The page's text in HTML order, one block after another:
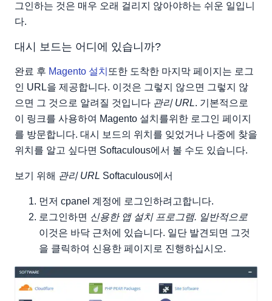
그인하는 것은 매우 오래 걸리지 않아야하는 쉬운 일입니
다.
대시 보드는 어디에 있습니까?
완료 후 Magento 설치 또한 도착한 마지막 페이지는 로그
인 URL을 제공합니다. 이것은 그렇지 않으면 그렇지 않
으면 그 것으로 알려질 것입니다 관리 URL. 기본적으로
이 링크를 사용하여 Magento 설치를위한 로그인 페이지
를 방문합니다. 대시 보드의 위치를 잊었거나 나중에 찾을
위치를 알고 싶다면 Softaculous에서 볼 수도 있습니다.
보기 위해 관리 URL Softaculous에서
먼저 cpanel 계정에 로그인하려고합니다.
로그인하면 신용한 앱 설치 프로그램. 일반적으로
이것은 바닥 근처에 있습니다. 일단 발견되면 그것
을 클릭하여 신용한 페이지로 진행하십시오.